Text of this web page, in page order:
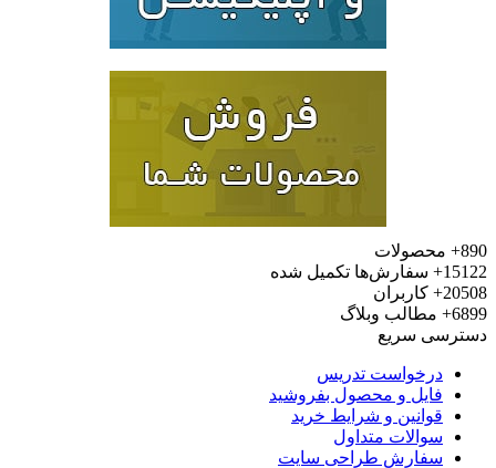
محصولات
سفارش‌ها تکمیل شده
کاربران
مطالب وبلاگ
سریع
درخواست تدریس
فایل و محصول بفروشید
قوانین و شرایط خرید
سوالات متداول
سفارش طراحی سایت